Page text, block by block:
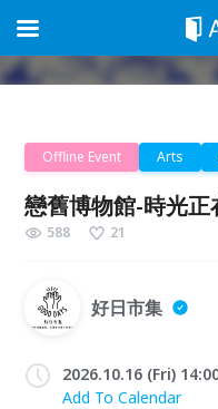
Offline Event Arts
戀舊博物館-時光正
588 21
好日市集
2026.10.16 (Fri)
Add To Calendar